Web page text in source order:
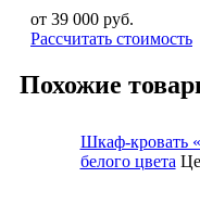
от 39 000 руб.
Рассчитать стоимость
Похожие
Шкаф-кровать
белого цвета